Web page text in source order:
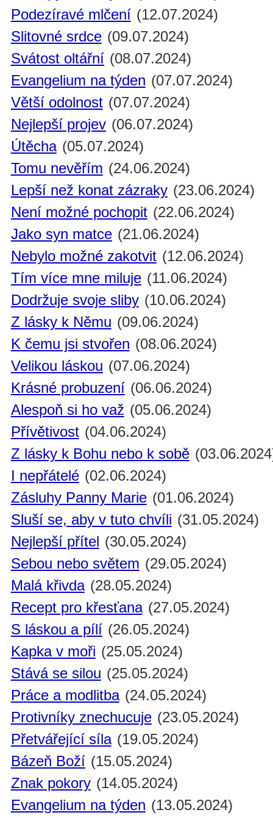
Podezíravé mlčení (12.07.2024)
Slitovné srdce (09.07.2024)
Svátost oltářní (08.07.2024)
Evangelium na týden (07.07.2024)
Větší odolnost (07.07.2024)
Nejlepší projev (06.07.2024)
Útěcha (05.07.2024)
Tomu nevěřím (24.06.2024)
Lepší než konat zázraky (23.06.2024)
Není možné pochopit (22.06.2024)
Jako syn matce (21.06.2024)
Nebylo možné zakotvit (12.06.2024)
Tím více mne miluje (11.06.2024)
Dodržuje svoje sliby (10.06.2024)
Z lásky k Němu (09.06.2024)
K čemu jsi stvořen (08.06.2024)
Velikou láskou (07.06.2024)
Krásné probuzení (06.06.2024)
Alespoň si ho važ (05.06.2024)
Přívětivost (04.06.2024)
Z lásky k Bohu nebo k sobě
I nepřátelé (02.06.2024)
Zásluhy Panny Marie (01.06.2024)
Sluší se, aby v tuto chvíli (31.05.2024)
Nejlepší přítel (30.05.2024)
Sebou nebo světem (29.05.2024)
Malá křivda (28.05.2024)
Recept pro křesťana (27.05.2024)
S láskou a pílí (26.05.2024)
Kapka v moři (25.05.2024)
Stává se silou (25.05.2024)
Práce a modlitba (24.05.2024)
Protivníky znechucuje (23.05.2024)
Přetvářející síla (19.05.2024)
Bázeň Boží (15.05.2024)
Znak pokory (14.05.2024)
Evangelium na týden (13.05.2024)